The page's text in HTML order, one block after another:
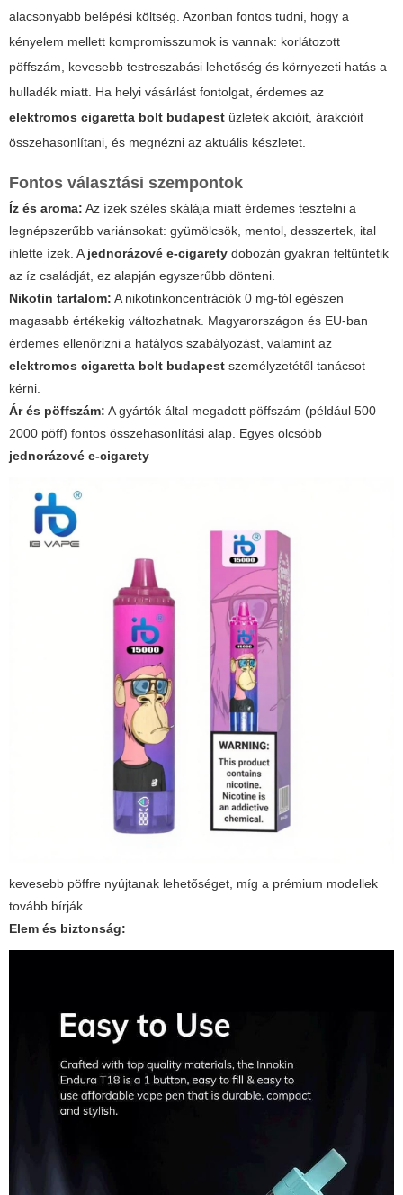
alacsonyabb belépési költség. Azonban fontos tudni, hogy a
kényelem mellett kompromisszumok is vannak: korlátozott
pöffszám, kevesebb testreszabási lehetőség és környezeti hatás a
hulladék miatt. Ha helyi vásárlást fontolgat, érdemes az
elektromos cigaretta bolt budapest üzletek akcióit, árakcióit
összehasonlítani, és megnézni az aktuális készletet.
Fontos választási szempontok
Íz és aroma: Az ízek széles skálája miatt érdemes tesztelni a
legnépszerűbb variánsokat: gyümölcsök, mentol, desszertek, ital
ihlette ízek. Ajednorázové e-cigarety dobozán gyakran feltüntetik
az íz családját, ez alapján egyszerűbb dönteni.
Nikotin tartalom: A nikotinkoncentrációk 0 mg-tól egészen
magasabb értékekig változhatnak. Magyarországon és EU-ban
érdemes ellenőrizni a hatályos szabályozást, valamint az
elektromos cigaretta bolt budapest személyzetétől tanácsot
kérni.
Ár és pöffszám: A gyártók által megadott pöffszám (például 500–
2000 pöff) fontos összehasonlítási alap. Egyes olcsóbb
jednorázové e-cigarety
kevesebb pöffre nyújtanak lehetőséget, míg a prémium modellek
tovább bírják.
Elem és biztonság: